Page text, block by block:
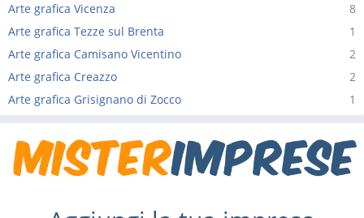
8
Arte grafica Vicenza
1
Arte grafica Tezze sul Brenta
2
Arte grafica Camisano Vicentino
2
Arte grafica Creazzo
1
Arte grafica Grisignano di Zocco